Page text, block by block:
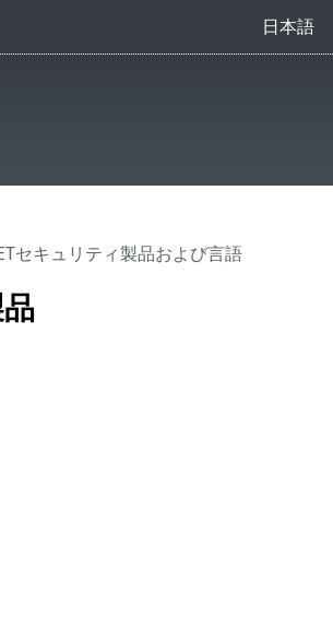
日本語
セキュリティ製品および言語